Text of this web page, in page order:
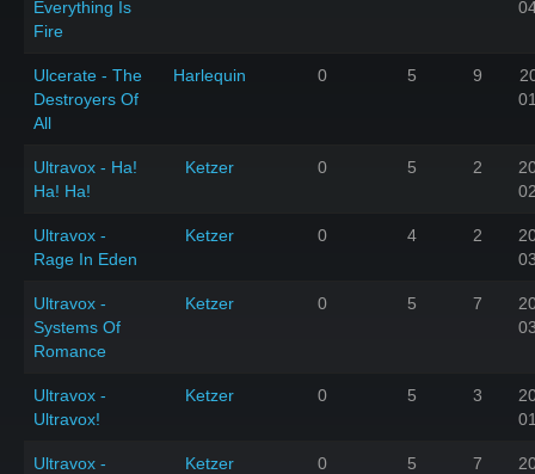
Everything Is
Fire
Ulcerate - The
Destroyers Of
All
Harlequin 0 5 9
Ultravox - Ha!
Ha! Ha!
Ketzer 0 5 2
Ultravox -
Rage In Eden
Ketzer 0 4 2
Ultravox -
Systems Of
Romance
Ketzer 0 5 7
Ultravox -
Ultravox!
Ketzer 0 5 3
Ultravox -
Ketzer 0 5 7